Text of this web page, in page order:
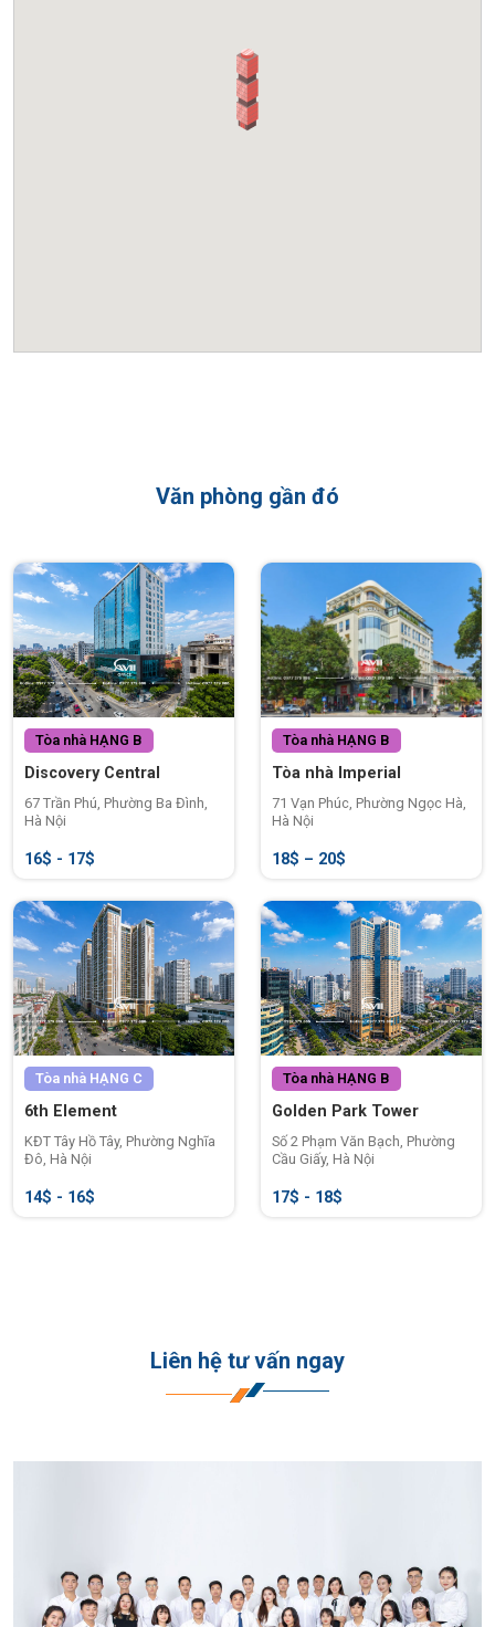
Văn phòng gần đó
Tòa nhà HẠNG B
Discovery Central
67 Trần Phú, Phường Ba Đình,
Hà Nội
16$ - 17$
Tòa nhà HẠNG B
Tòa nhà Imperial
71 Vạn Phúc, Phường Ngọc Hà,
Hà Nội
18$ – 20$
Tòa nhà HẠNG C
6th Element
KĐT Tây Hồ Tây, Phường Nghĩa
Đô, Hà Nội
14$ - 16$
Tòa nhà HẠNG B
Golden Park Tower
Số 2 Phạm Văn Bạch, Phường
Cầu Giấy, Hà Nội
17$ - 18$
Liên hệ tư vấn ngay